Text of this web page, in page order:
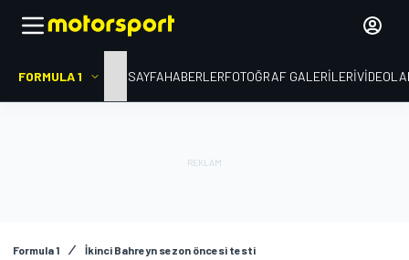
FORMULA 1 ANA SAYFAHABERLERFOTOĞRAF GALERILERI
Formula 1 İkinci Bahreyn sezon öncesi testi